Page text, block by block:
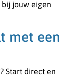
bij jouw eigen
met een
Start direct en